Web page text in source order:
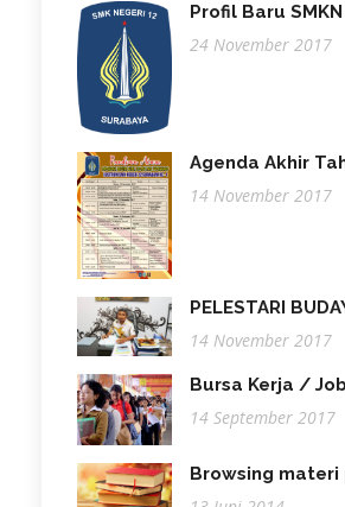
Profil Baru
24 November 2017
Agenda Akhir
14 November 2017
PELESTARI
14 November 2017
Bursa Kerja /
14 September 2017
Browsing materi